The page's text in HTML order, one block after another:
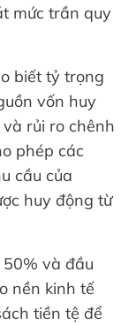
mức trần quy
biết tỷ trọng
vốn huy
rủi ro chênh
phép các
cầu của
huy động từ
và đầu
nền kinh tế
tiền tệ để